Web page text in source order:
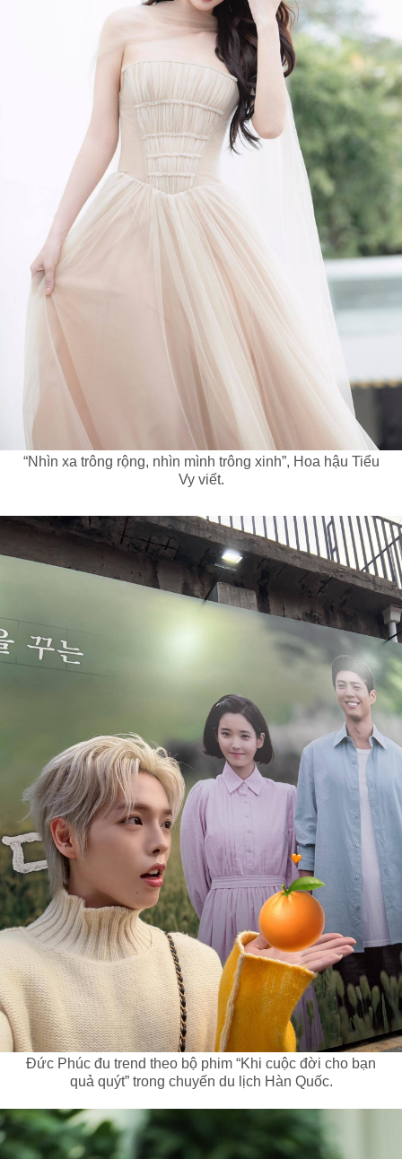
“Nhìn xa trông rộng, nhìn mình trông xinh”, Hoa hậu Tiểu
Vy viết.
Đức Phúc đu trend theo bộ phim “Khi cuộc đời cho bạn
quả quýt” trong chuyến du lịch Hàn Quốc.